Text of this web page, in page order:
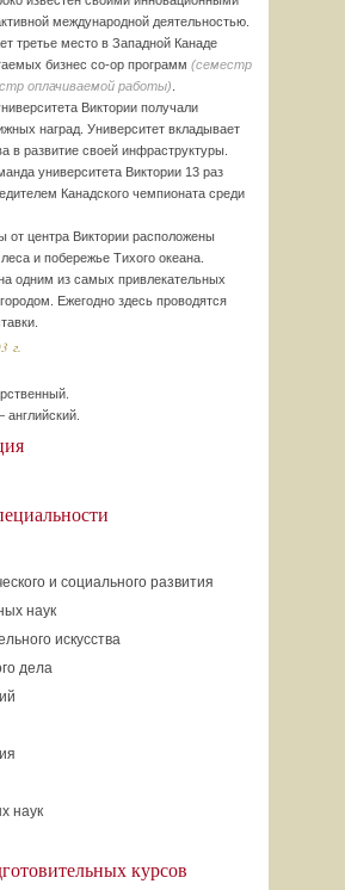
международной деятельностью.
третье место в Западной Канаде
бизнес сo-op программ (семестр
оплачиваемой работы)
Виктории получали
наград. Университет вкладывает
в развитие своей инфраструктуры.
университета Виктории 13 раз
Канадского чемпионата среди
от центра Виктории расположены
и побережье Тихого океана.
одним из самых привлекательных
Ежегодно здесь проводятся
г.
и социального развития
наук
искусства
дела
наук
курсов